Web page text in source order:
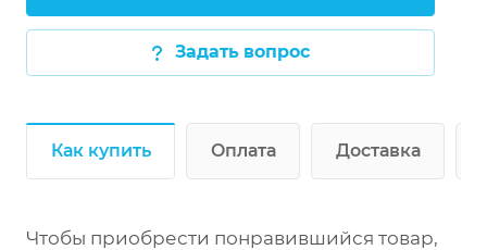
Задать вопрос
Как купить Оплата Доставка
Чтобы приобрести понравившийся товар,